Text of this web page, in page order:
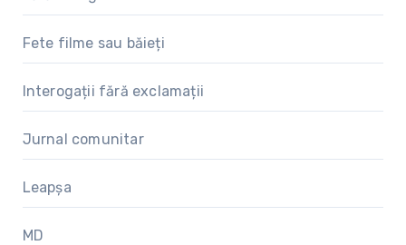
Fete filme sau băieți
Interogații fără exclamații
Jurnal comunitar
Leapșa
MD